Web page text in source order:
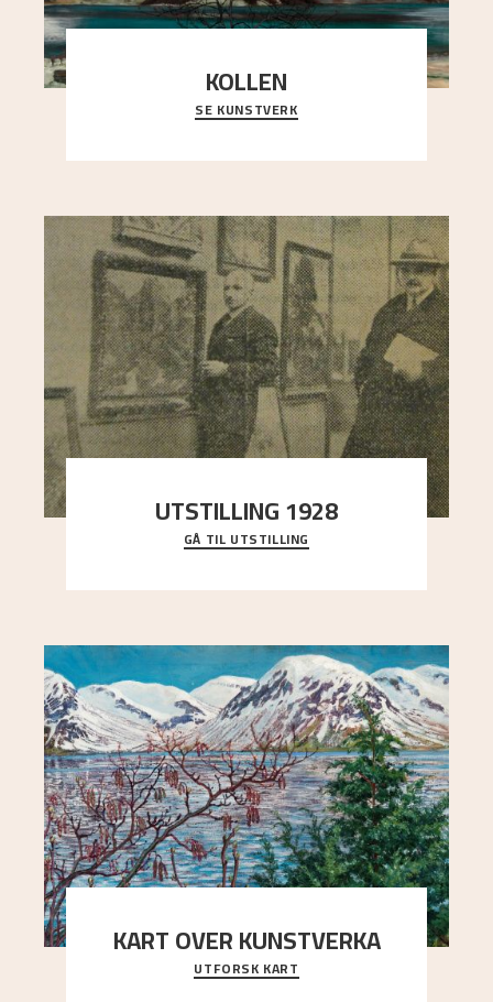
KOLLEN
Et ruvende fjell dominerer bildeflaten, og står i
sterk kontrast til det spinkle rognetreet ute
SE KUNSTVERK
UTSTILLING 1928
Då Astrup døydde i 1928, tok vennene Moritz
Kaland og Simon Thorbjørnsen initiativ til å
GÅ TIL UTSTILLING
KART OVER KUNSTVERKA
Utforsk stedene og utsiktene i Astrups malerier
UTFORSK KART